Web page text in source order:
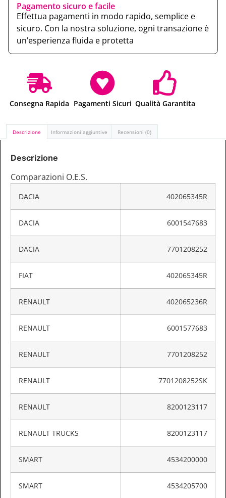
Pagamento sicuro e facile
Effettua pagamenti in modo rapido, semplice e
sicuro. Con la nostra soluzione, ogni transazione è
un’esperienza fluida e protetta
Consegna Rapida Pagamenti Sicuri Qualità Garantita
Descrizione Informazioni aggiuntive Recensioni (0)
Descrizione
Comparazioni O.E.S.
DACIA 402065345R
DACIA 6001547683
DACIA 7701208252
FIAT 402065345R
RENAULT 402065236R
RENAULT 6001577683
RENAULT 7701208252
RENAULT 7701208252SK
RENAULT 8200123117
RENAULT TRUCKS 8200123117
SMART 4534200000
SMART 4534205700